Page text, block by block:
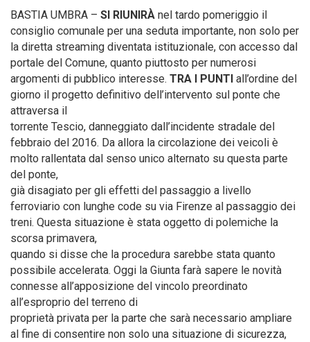
BASTIA UMBRA – SI RIUNIRÀ nel tardo pomeriggio il
consiglio comunale per una seduta importante, non solo per
la diretta streaming diventata istituzionale, con accesso dal
portale del Comune, quanto piuttosto per numerosi
argomenti di pubblico interesse. TRA I PUNTI all’ordine del
giorno il progetto definitivo dell’intervento sul ponte che
attraversa il
torrente Tescio, danneggiato dall’incidente stradale del
febbraio del 2016. Da allora la circolazione dei veicoli è
molto rallentata dal senso unico alternato su questa parte
del ponte,
già disagiato per gli effetti del passaggio a livello
ferroviario con lunghe code su via Firenze al passaggio dei
treni. Questa situazione è stata oggetto di polemiche la
scorsa primavera,
quando si disse che la procedura sarebbe stata quanto
possibile accelerata. Oggi la Giunta farà sapere le novità
connesse all’apposizione del vincolo preordinato
all’esproprio del terreno di
proprietà privata per la parte che sarà necessario ampliare
al fine di consentire non solo una situazione di sicurezza,